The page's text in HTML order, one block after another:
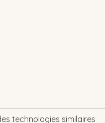
technologies similaires